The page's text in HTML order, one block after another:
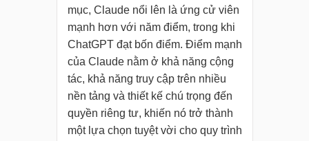
mục, Claude nổi lên là ứng cử viên
mạnh hơn với năm điểm, trong khi
ChatGPT đạt bốn điểm. Điểm mạnh
của Claude nằm ở khả năng cộng
tác, khả năng truy cập trên nhiều
nền tảng và thiết kế chú trọng đến
quyền riêng tư, khiến nó trở thành
một lựa chọn tuyệt vời cho quy trình